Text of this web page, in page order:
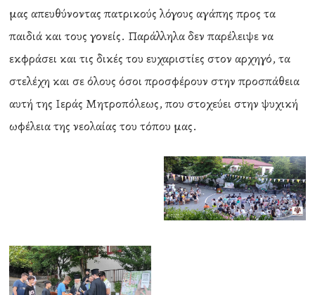
μας απευθύνοντας πατρικούς λόγους αγάπης προς τα
παιδιά και τους γονείς. Παράλληλα δεν παρέλειψε να
εκφράσει και τις δικές του ευχαριστίες στον αρχηγό, τα
στελέχη και σε όλους όσοι προσφέρουν στην προσπάθεια
αυτή της Ιεράς Μητροπόλεως, που στοχεύει στην ψυχική
ωφέλεια της νεολαίας του τόπου μας.